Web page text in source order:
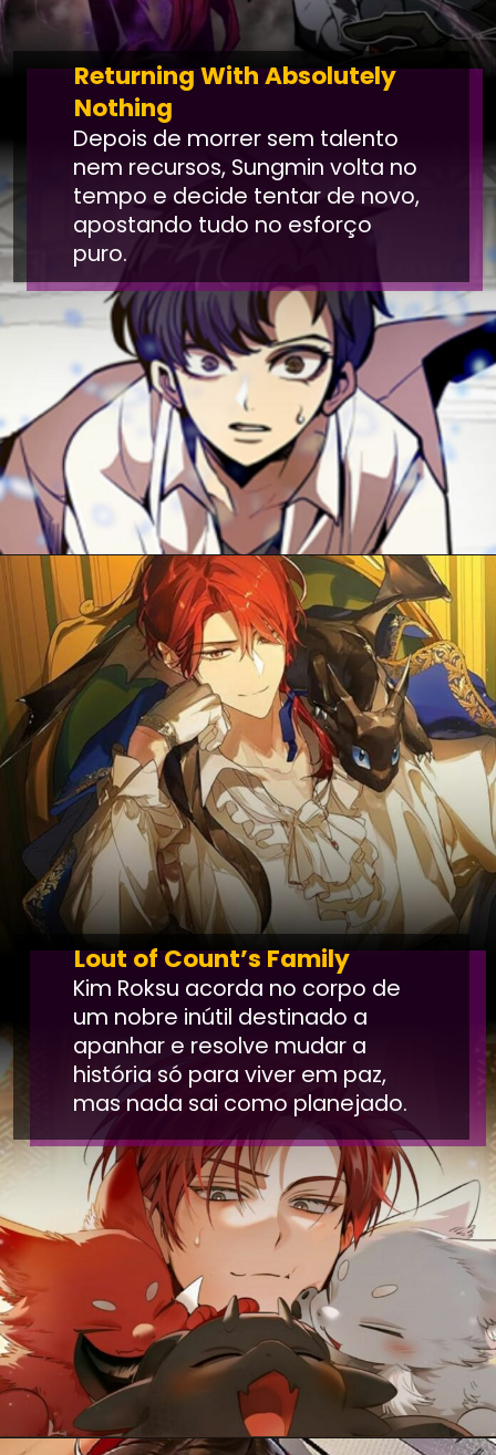
Returning With Absolutely
Nothing
Depois de morrer sem talento
nem recursos, Sungmin volta no
tempo e decide tentar de novo,
apostando tudo no esforço
puro.
Lout of Count’s Family
Kim Roksu acorda no corpo de
um nobre inútil destinado a
apanhar e resolve mudar a
história só para viver em paz,
mas nada sai como planejado.